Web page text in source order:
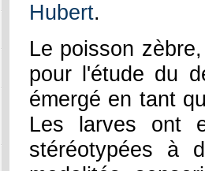
Hubert.
Le poisson
pour l'étude du
émergé en tant
Les larves ont
stéréotypées à